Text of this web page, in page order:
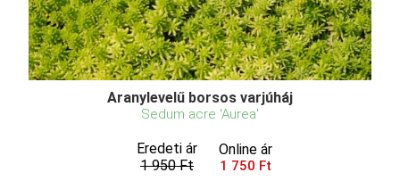
Aranylevelű borsos varjúháj
Sedum acre 'Aurea'
Eredeti ár
1 950 Ft
Online ár
1 750 Ft